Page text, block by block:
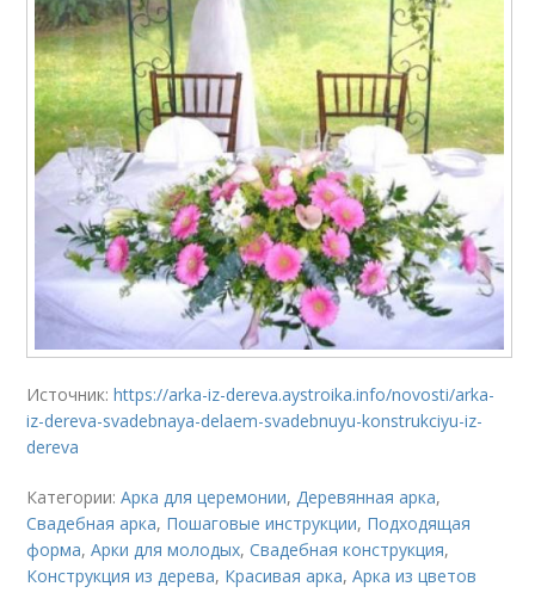
Источник:https://arka-iz-dereva.aystroika.info/novosti/arka-
iz-dereva-svadebnaya-delaem-svadebnuyu-konstrukciyu-iz-
dereva
Категории:Арка для церемонии, Деревянная арка,
Свадебная арка, Пошаговые инструкции, Подходящая
форма,Арки для молодых,Свадебная конструкция,
Конструкция из дерева, Красивая арка,Арка из цветов